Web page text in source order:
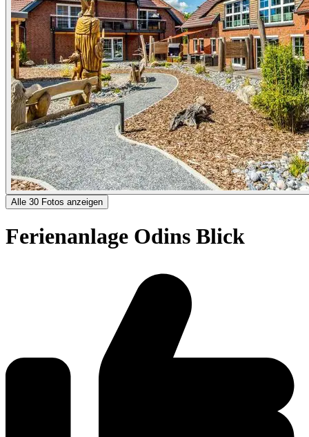
Alle 30 Fotos anzeigen
Ferienanlage Odins Blick